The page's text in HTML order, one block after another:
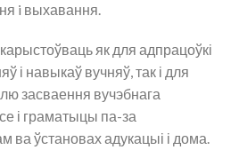
i выхавання.
як для адпрацоўкі
і навыкаў вучняў, так і для
засваення вучэбнага
і граматыцы па-за
ўстановах адукацыі і дома.